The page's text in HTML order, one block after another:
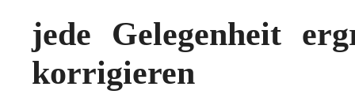
jede Gelegenheit
korrigieren